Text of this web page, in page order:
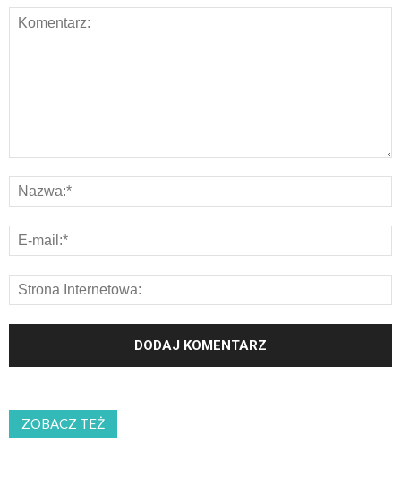
ZOBACZ TEŻ